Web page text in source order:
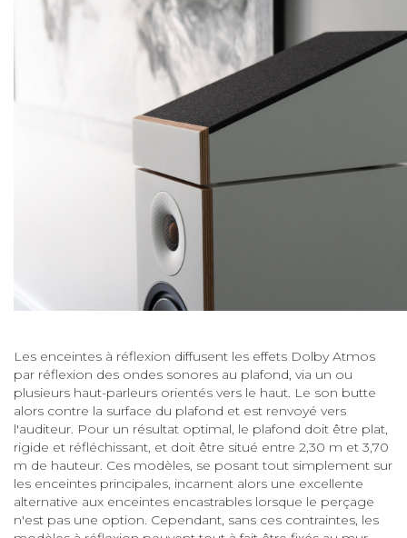
Les enceintes à réflexion diffusent les effets Dolby Atmos
par réflexion des ondes sonores au plafond, via un ou
plusieurs haut-parleurs orientés vers le haut. Le son butte
alors contre la surface du plafond et est renvoyé vers
l'auditeur. Pour un résultat optimal, le plafond doit être plat,
rigide et réfléchissant, et doit être situé entre 2,30 m et 3,70
m de hauteur. Ces modèles, se posant tout simplement sur
les enceintes principales, incarnent alors une excellente
alternative aux enceintes encastrables lorsque le perçage
n'est pas une option. Cependant, sans ces contraintes, les